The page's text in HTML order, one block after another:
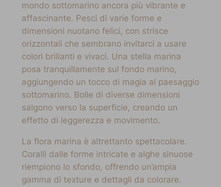
mondo sottomarino ancora più vibrante e
affascinante. Pesci di varie forme e
dimensioni nuotano felici, con strisce
orizzontali che sembrano invitarci a usare
colori brillanti e vivaci. Una stella marina
posa tranquillamente sul fondo marino,
aggiungendo un tocco di magia al paesaggio
sottomarino. Bolle di diverse dimensioni
salgono verso la superficie, creando un
effetto di leggerezza e movimento.
La flora marina è altrettanto spettacolare.
Coralli dalle forme intricate e alghe sinuose
riempiono lo sfondo, offrendo un’ampia
gamma di texture e dettagli da colorare.